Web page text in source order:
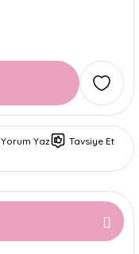
Yorum Yaz
Tavsiye Et